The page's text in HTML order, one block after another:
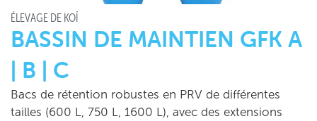
ÉLEVAGE DE KOÏ
BASSIN DE MAINTIEN GFK A
| B | C
Bacs de rétention robustes en PRV de différentes
tailles (600 L, 750 L, 1600 L), avec des extensions